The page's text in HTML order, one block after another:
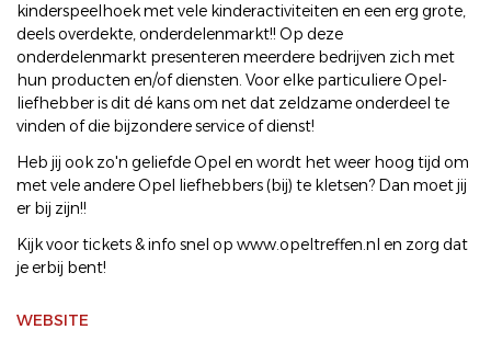
kinderspeelhoek met vele kinderactiviteiten en een erg grote,
deels overdekte, onderdelenmarkt!! Op deze
onderdelenmarkt presenteren meerdere bedrijven zich met
hun producten en/of diensten. Voor elke particuliere Opel-
liefhebber is dit dé kans om net dat zeldzame onderdeel te
vinden of die bijzondere service of dienst!
Heb jij ook zo'n geliefde Opel en wordt het weer hoog tijd om
met vele andere Opel liefhebbers (bij) te kletsen? Dan moet jij
er bij zijn!!
Kijk voor tickets & info snel op www.opeltreffen.nl en zorg dat
je erbij bent!
WEBSITE